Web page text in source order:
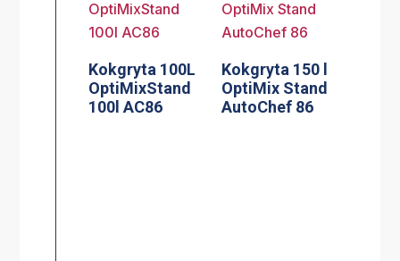
Kokgryta 100L
OptiMixStand
100l AC86
Kokgryta 150 l
OptiMix Stand
AutoChef 86